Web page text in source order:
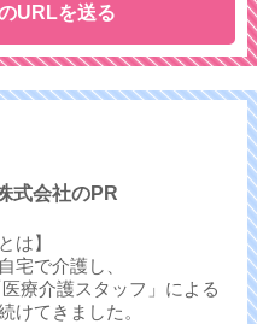
URLを送る
式会社のPR
は】
宅で介護し、
療介護スタッフ」による
けてきました。